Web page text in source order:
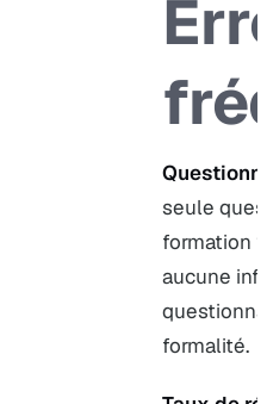
seule
formation
aucune
formalité.